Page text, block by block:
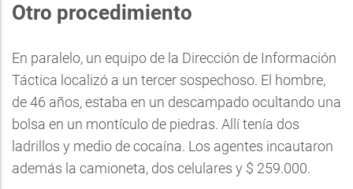
Otro procedimiento
En paralelo, un equipo de la Dirección de Información
Táctica localizó a un tercer sospechoso. El hombre,
de 46 años, estaba en un descampado ocultando una
bolsa en un montículo de piedras. Allí tenía dos
ladrillos y medio de cocaína. Los agentes incautaron
además la camioneta, dos celulares y $ 259.000.